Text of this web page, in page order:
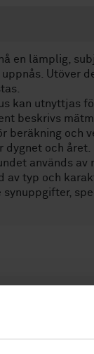
en lämplig,
Utöver
kan utnyttjas
beskrivs
beräkning och
och året.
används av
typ och